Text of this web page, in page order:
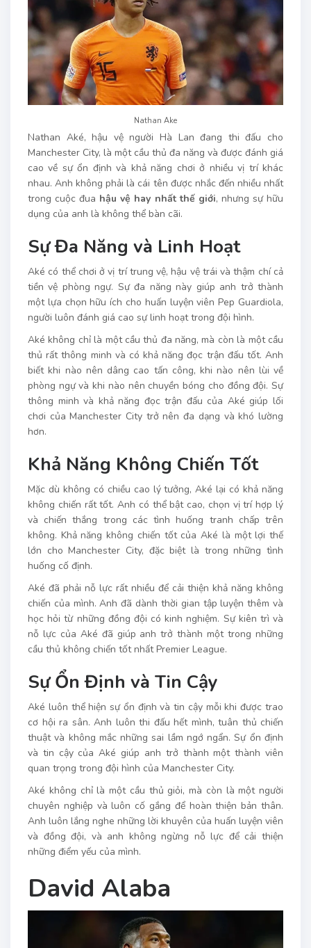
Nathan Ake
Nathan Aké, hậu vệ người Hà Lan đang thi đấu cho
Manchester City, là một cầu thủ đa năng và được đánh giá
cao về sự ổn định và khả năng chơi ở nhiều vị trí khác
nhau. Anh không phải là cái tên được nhắc đến nhiều nhất
trong cuộc đua hậu vệ hay nhất thế giới, nhưng sự hữu
dụng của anh là không thể bàn cãi.
Sự Đa Năng và Linh Hoạt
Aké có thể chơi ở vị trí trung vệ, hậu vệ trái và thậm chí cả
tiền vệ phòng ngự. Sự đa năng này giúp anh trở thành
một lựa chọn hữu ích cho huấn luyện viên Pep Guardiola,
người luôn đánh giá cao sự linh hoạt trong đội hình.
Aké không chỉ là một cầu thủ đa năng, mà còn là một cầu
thủ rất thông minh và có khả năng đọc trận đấu tốt. Anh
biết khi nào nên dâng cao tấn công, khi nào nên lùi về
phòng ngự và khi nào nên chuyền bóng cho đồng đội. Sự
thông minh và khả năng đọc trận đấu của Aké giúp lối
chơi của Manchester City trở nên đa dạng và khó lường
hơn.
Khả Năng Không Chiến Tốt
Mặc dù không có chiều cao lý tưởng, Aké lại có khả năng
không chiến rất tốt. Anh có thể bật cao, chọn vị trí hợp lý
và chiến thắng trong các tình huống tranh chấp trên
không. Khả năng không chiến tốt của Aké là một lợi thế
lớn cho Manchester City, đặc biệt là trong những tình
huống cố định.
Aké đã phải nỗ lực rất nhiều để cải thiện khả năng không
chiến của mình. Anh đã dành thời gian tập luyện thêm và
học hỏi từ những đồng đội có kinh nghiệm. Sự kiên trì và
nỗ lực của Aké đã giúp anh trở thành một trong những
cầu thủ không chiến tốt nhất Premier League.
Sự Ổn Định và Tin Cậy
Aké luôn thể hiện sự ổn định và tin cậy mỗi khi được trao
cơ hội ra sân. Anh luôn thi đấu hết mình, tuân thủ chiến
thuật và không mắc những sai lầm ngớ ngẩn. Sự ổn định
và tin cậy của Aké giúp anh trở thành một thành viên
quan trọng trong đội hình của Manchester City.
Aké không chỉ là một cầu thủ giỏi, mà còn là một người
chuyên nghiệp và luôn cố gắng để hoàn thiện bản thân.
Anh luôn lắng nghe những lời khuyên của huấn luyện viên
và đồng đội, và anh không ngừng nỗ lực để cải thiện
những điểm yếu của mình.
David Alaba